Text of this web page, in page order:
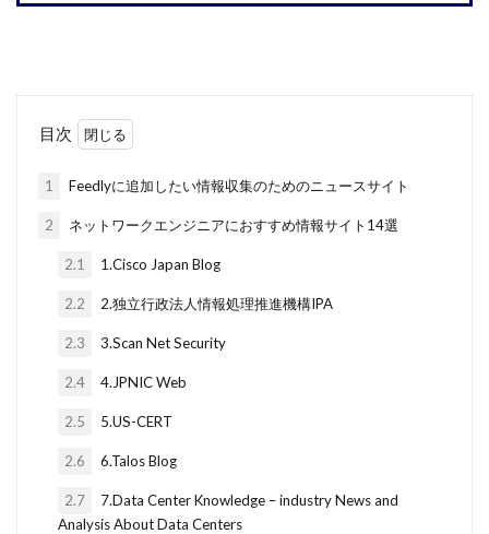
目次
1 Feedlyに追加したい情報収集のためのニュースサイト
2 ネットワークエンジニアにおすすめ情報サイト14選
2.1 1.Cisco Japan Blog
2.2 2.独立行政法人情報処理推進機構IPA
2.3 3.Scan Net Security
2.4 4.JPNIC Web
2.5 5.US-CERT
2.6 6.Talos Blog
2.7
7.Data Center Knowledge – industry News and
Analysis About Data Centers